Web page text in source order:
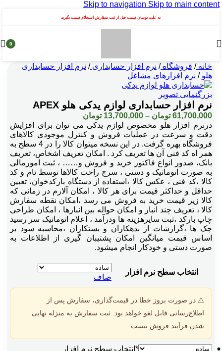
Skip to navigation Skip to main content
به علت نوسان قیمت قبل از ثبت سفارش استعلام قیمت بگیرید
0
خانه/ فروشگاه/ نرم افزار حسابداری/ نرم افزار حسابداری
هلو/ نرم افزارهای مشاغل
بزرگنمایی تصویر
نرم افزار حسابداری لوازم یدکی هلو APEX
61,700,000 تومان –
13,700,000 تومان
range:
13,700,000 تومان
through
61,700,000 تومان
درنرم افزار هلو مخصوص لوازم یدکی می توان برای افزایش
دقت و سرعت در عملیات فروش و کنترل موجودی کالاهای
فروشگاه بهره گرفت. در این نسخه میتوان کالا را در 4 سطح به
همر اه کد فنی آن ها تعریف کرد . امکان تعریف اشخاص، تعریف
بانک، صدور انواع فاکتور خرید و فروش و…… ، ثبت امورمالی
به صورت اتوماتیک و دستی ، سرچ راحت کالاها توسط نام و کد
کالا ،کد فنی ، عکس کالا ،استفاده از دستگاه بارکدخوان، تعیین
حداقل و حداکثر قیمت برای هر کالا ، امکان آلارم در زمانی که
کالا زیر قیمت خرید به فروش می رسد ،امکان نقطه سفارش
کالا ، تعریف چند انبار و امکان حواله بین انبارها ، امکان طراحی
چاپ بارکد ،ثبت سایرهزینه ها ودرآمد ، اعلام اتوماتیک سر رسید
چک ها ،گزارشات از بدهکاران و بستکاران ،محاسبه سود بر
اساس قیمت میانگین امکان پشتیبان گیری از اطلاعات به
صورت دستی و خودکار انجام میشود.
انتخاب سطح نرم افزار
صاف
⚠️ در صورت بروز خطا در قیمت‌گذاری، سفارش پس از
اطلاع‌رسانی قابل لغو خواهد بود. ثبت سفارش به منزله نهایی
شدن فرآیند فروش نیست.
* انتخاب سطح نرم افزار